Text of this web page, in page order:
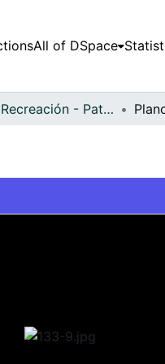
All of DSpace
FCCV - Recreación - Patrimonial